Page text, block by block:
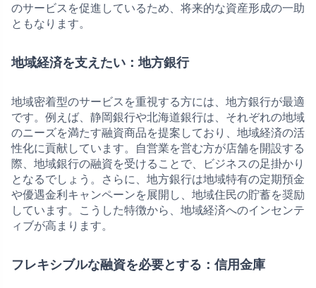
のサービスを促進しているため、将来的な資産形成の一助
ともなります。
地域経済を支えたい：地方銀行
地域密着型のサービスを重視する方には、地方銀行が最適
です。例えば、静岡銀行や北海道銀行は、それぞれの地域
のニーズを満たす融資商品を提案しており、地域経済の活
性化に貢献しています。自営業を営む方が店舗を開設する
際、地域銀行の融資を受けることで、ビジネスの足掛かり
となるでしょう。さらに、地方銀行は地域特有の定期預金
や優遇金利キャンペーンを展開し、地域住民の貯蓄を奨励
しています。こうした特徴から、地域経済へのインセンテ
ィブが高まります。
フレキシブルな融資を必要とする：信用金庫